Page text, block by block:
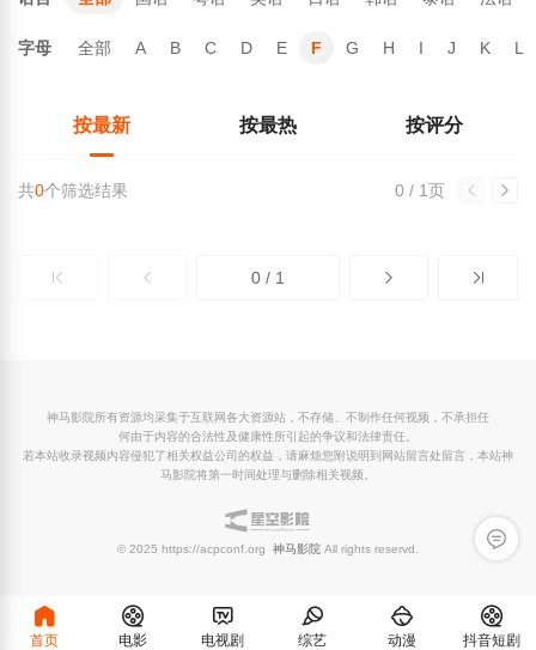
字母 全部 A B C D E F G H I J K L
按最新 按最热 按评分
0 / 1页
共0个筛选结果
0 / 1
留言反
神马影院所有资源均采集于互联网各大资源站，不存储、不制作任何视频，不承担任
何由于内容的合法性及健康性所引起的争议和法律责任。
若本站收录视频内容侵犯了相关权益公司的权益，请麻烦您附说明到网站留言处留言，本站神
马影院将第一时间处理与删除相关视频。
© 2025 https://acpconf.org 神马影院 All rights reservd.
首页 电影 电视剧 综艺 动漫 抖音短剧